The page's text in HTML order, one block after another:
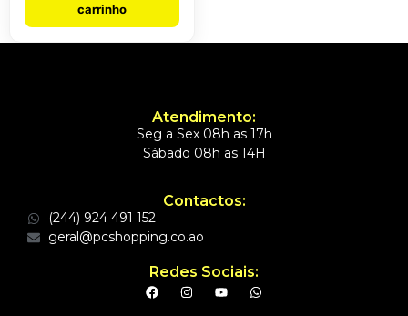
carrinho
Atendimento:
Seg a Sex 08h as 17h
Sábado 08h as 14H
Contactos:
(244) 924 491 152
geral@pcshopping.co.ao
Redes Sociais: